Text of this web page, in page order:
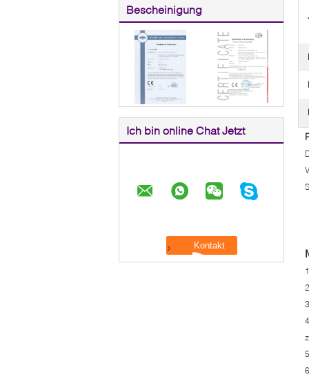
Bescheinigung
Ich bin online Chat Jetzt